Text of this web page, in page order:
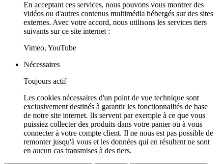
En acceptant ces services, nous pouvons vous montrer des
vidéos ou d'autres contenus multimédia hébergés sur des sites
externes. Avec votre accord, nous utilisons les services tiers
suivants sur ce site internet :
Vimeo, YouTube
Nécessaires
Toujours actif
Les cookies nécessaires d'un point de vue technique sont
exclusivement destinés à garantir les fonctionnalités de base
de notre site internet. Ils servent par exemple à ce que vous
puissiez collecter des produits dans votre panier ou à vous
connecter à votre compte client. Il ne nous est pas possible de
remonter jusqu'à vous et les données qui en résultent ne sont
en aucun cas transmises à des tiers.